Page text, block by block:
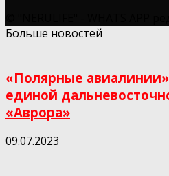
Больше новостей
«Полярные
единой
«Аврора»
09.07.2023